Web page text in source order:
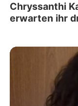
Chryssanthi
erwarten ihr